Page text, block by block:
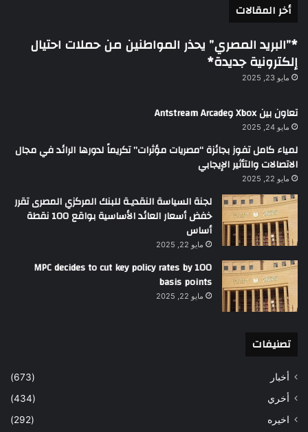
أخر المقالات
*”البريد المصري” يحذر المواطنين من حملات احتيال
إلكترونية جديدة*
مايو 23, 2025
تعاون بين Xbox وAntstream Arcade
مايو 24, 2025
لمياء كامل تفوز بجائزة “مصريات مؤثرات” تكريماً لدورها الرائد في مجال
الاتصالات والتأثير الإيجابي
مايو 22, 2025
لجنة السياسة النقديـة للبنك المركزي المصرى تقرر
خفض أسعار العائد الأساسية بواقع 100 نقطة
أساس
مايو 22, 2025
MPC decides to cut key policy rates by 100
basis points
مايو 22, 2025
تصنيفات
أخبار
(673)
أخري
(434)
اخيره
(292)